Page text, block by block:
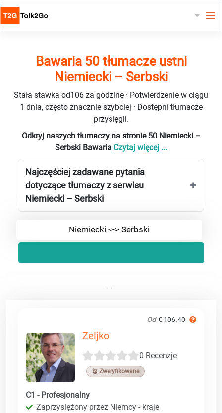
Bawaria 50 tłumacze ustni
Niemiecki – Serbski
Stała stawka od106 za godzinę · Potwierdzenie w ciągu
1 dnia, często znacznie szybciej · Dostępni tłumacze
przysięgli.
Odkryj naszych tłumaczy na stronie 50 Niemiecki –
Serbski Bawaria Czytaj więcej ...
Najczęściej zadawane pytania
dotyczące tłumaczy z serwisu
Niemiecki – Serbski
Niemiecki <-> Serbski
Od € 106.40
Zeljko
0 Recenzje
🥉 Zweryfikowane
C1 - Profesjonalny
Zaprzysiężony przez Niemcy - kraje